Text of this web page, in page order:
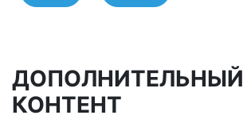
ДОПОЛНИТЕЛЬНЫЙ
КОНТЕНТ